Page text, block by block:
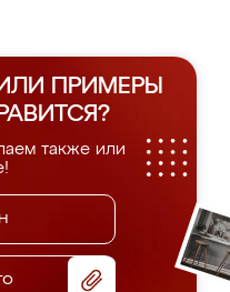
ПРИМЕРЫ
также или